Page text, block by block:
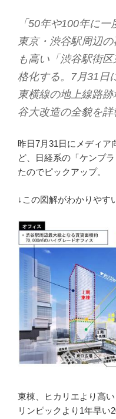
「50年や100年に
東京・渋谷駅周辺
も高い「渋谷駅街
格化する。7月31日
東横線の地上線路
谷大改造の全貌を詳
昨日7月31日にメディア
ど、日経系の「ケンプ
たのでピックアップ。
↓この図解がわかりやす
東棟、ヒカリエより高
リンピックより1年早い